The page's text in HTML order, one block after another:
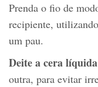
Prenda o fio de
recipiente,
um pau.
Deite a cera
outra, para evitar